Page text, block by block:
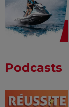
Podcasts